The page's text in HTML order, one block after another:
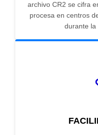
archivo CR2 se cifra
procesa en centros
durante la